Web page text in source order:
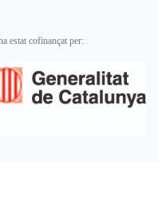
estat cofinançat per: